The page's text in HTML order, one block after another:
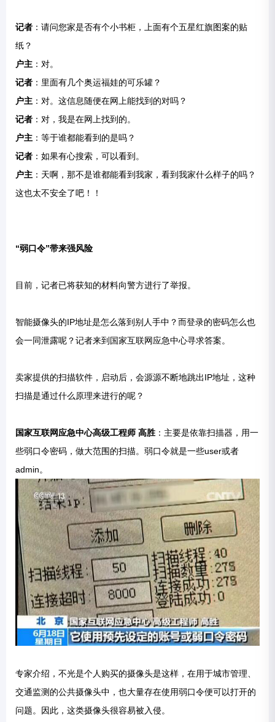
记者 ：请问您家是否有个小书柜，上面有个五星红旗图案的贴
纸？
户主 ：对。
记者 ：里面有几个奥运福娃的可乐罐？
户主 ：对。这信息随便在网上能找到的对吗？
记者 ：对，我是在网上找到的。
户主 ：等于谁都能看到的是吗？
记者 ：如果有心搜索，可以看到。
户主 ：天啊，那不是谁都能看到我家，看到我家什么样子的吗？
这也太不安全了吧！！
“弱口令”带来强风险
目前，记者已将获知的材料向警方进行了举报。
智能摄像头的IP地址是怎么落到别人手中？而登录的密码怎么也
会一同泄露呢？记者来到国家互联网应急中心寻求答案。
卖家提供的扫描软件，启动后，会源源不断地跳出IP地址，这种
扫描是通过什么原理来进行的呢？
国家互联网应急中心高级工程师 高胜 ：主要是依靠扫描器，用一
些弱口令密码，做大范围的扫描。弱口令就是一些user或者
admin。
专家介绍，不光是个人购买的摄像头是这样，在用于城市管理、
交通监测的公共摄像头中，也大量存在使用弱口令便可以打开的
问题。因此，这类摄像头很容易被入侵。